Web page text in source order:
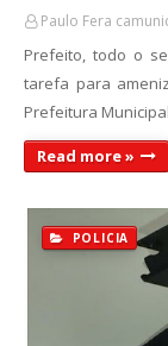
Paulo Fera
Prefeito, todo o
tarefa para
Prefeitura
Read more »
POLICIA